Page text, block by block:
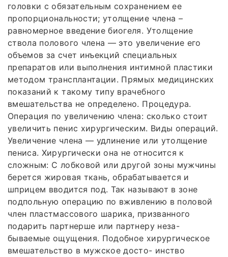
головки с обязательным сохранением ее
пропорциональности; утолщение члена –
равномерное введение биогеля. Утолщение
ствола полового члена — это увеличение его
объемов за счет инъекций специальных
препаратов или выполнения интимной пластики
методом трансплантации. Прямых медицинских
показаний к такому типу врачебного
вмешательства не определено. Процедура.
Операция по увеличению члена: сколько стоит
увеличить пенис хирургическим. Виды операций.
Увеличение члена — удлинение или утолщение
пениса. Хирургически она не относится к
сложным: С лобковой или другой зоны мужчины
берется жировая ткань, обрабатывается и
шприцем вводится под. Так называют в зоне
подпольную операцию по вживлению в половой
член пластмассового шарика, призванного
подарить партнерше или партнеру неза-
бываемые ощущения. Подобное хирургическое
вмешательство в мужское досто- инство